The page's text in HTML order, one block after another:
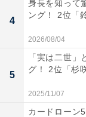
県）といった声
※回答者からの
この記事の筆者
All About ニュ
4
身長を知って
ング！ 2位「
2026/08/04
5
「実は二世
グ！ 2位「杉
2025/11/07
カードローン